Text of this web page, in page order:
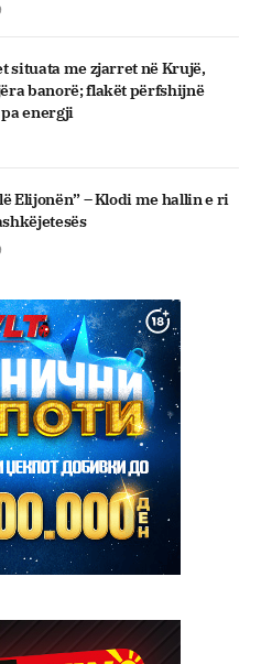
situata me zjarret në Krujë,
banorë; flakët përfshijnë
energji
Elijonën” – Klodi me hallin e ri